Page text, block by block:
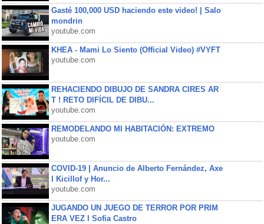
Gasté 100,000 USD haciendo este video! | Salo
mondrin
youtube.com
KHEA - Mami Lo Siento (Official Video) #VYFT
youtube.com
REHACIENDO DIBUJO DE SANDRA CIRES AR
T ! RETO DIFÍCIL DE DIBU...
youtube.com
REMODELANDO MI HABITACIÓN: EXTREMO
youtube.com
COVID-19 | Anuncio de Alberto Fernández, Axe
l Kicillof y Hor...
youtube.com
JUGANDO UN JUEGO DE TERROR POR PRIM
ERA VEZ l Sofia Castro